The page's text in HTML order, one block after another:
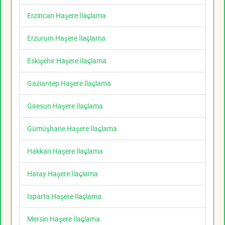
Erzincan Haşere İlaçlama
Erzurum Haşere İlaçlama
Eskişehir Haşere İlaçlama
Gaziantep Haşere İlaçlama
Giresun Haşere İlaçlama
Gümüşhane Haşere İlaçlama
Hakkari Haşere İlaçlama
Hatay Haşere İlaçlama
Isparta Haşere İlaçlama
Mersin Haşere İlaçlama